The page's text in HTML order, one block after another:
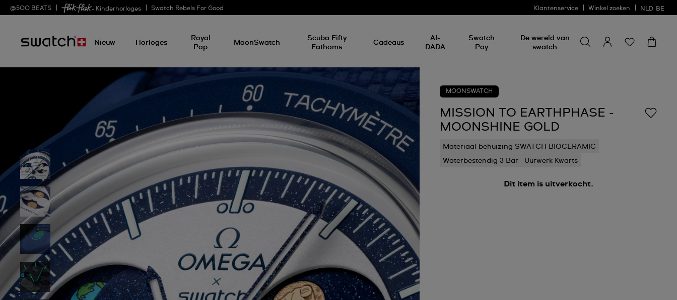
@500 BEATS - Kinderhorloges Swatch Rebels For Good Klantenservice Winkel zoeken NLD BE
Nieuw Horloges
Royal
Pop
MoonSwatch
Scuba Fifty
Fathoms
Cadeaus
AI-
DADA
Swatch
Pay
De wereld van
swatch
naar
iets
MOONSWATCH
MISSION TO EARTHPHASE -
MOONSHINE GOLD
Materiaal behuizing SWATCH BIOCERAMIC
Waterbestendig 3 Bar
Uurwerk Kwarts
Dit item is uitverkocht.